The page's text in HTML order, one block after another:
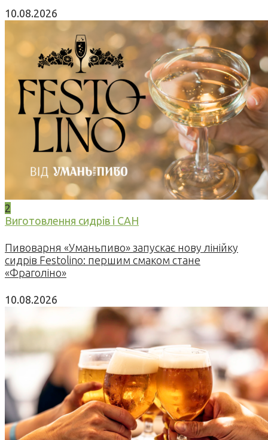
10.08.2026
2
Виготовлення сидрів і САН
Пивоварня «Уманьпиво» запускає нову лінійку
сидрів Festolino: першим смаком стане
«Фраголіно»
10.08.2026